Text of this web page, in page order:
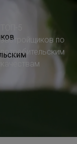
застройщиков по
потребительским
качествам